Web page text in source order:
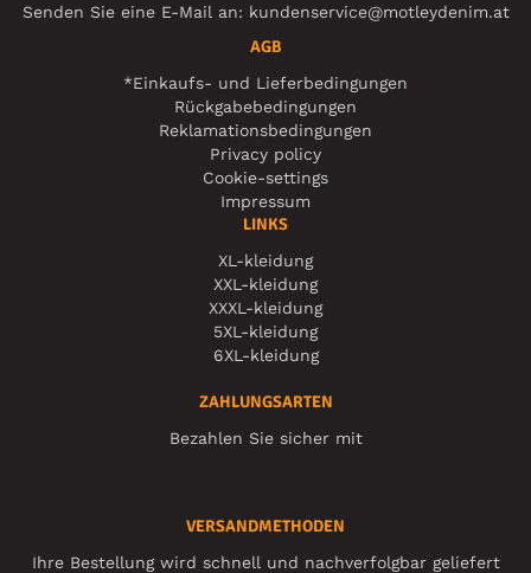
Senden Sie eine E-Mail an: kundenservice@motleydenim.at
AGB
*Einkaufs- und Lieferbedingungen
Rückgabebedingungen
Reklamationsbedingungen
Privacy policy
Cookie-settings
Impressum
LINKS
XL-kleidung
XXL-kleidung
XXXL-kleidung
5XL-kleidung
6XL-kleidung
ZAHLUNGSARTEN
Bezahlen Sie sicher mit
VERSANDMETHODEN
Ihre Bestellung wird schnell und nachverfolgbar geliefert